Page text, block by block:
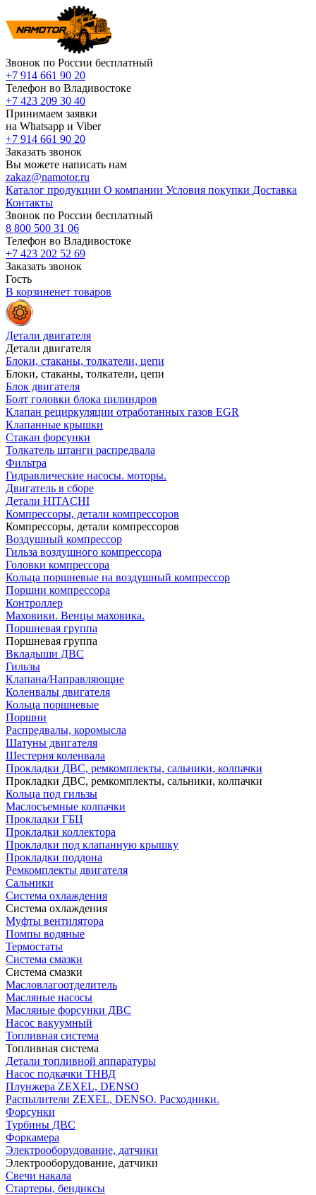
Звонок по России бесплатный
+7 914 661 90 20
Телефон во Владивостоке
+7 423 209 30 40
Принимаем заявки
на Whatsapp и Viber
+7 914 661 90 20
Заказать звонок
Вы можете написать нам
zakaz@namotor.ru
Каталог продукции О компании Условия покупки Доставка
Контакты
Звонок по России бесплатный
8 800 500 31 06
Телефон во Владивостоке
+7 423 202 52 69
Заказать звонок
Гость
В корзиненет товаров
Детали двигателя
Детали двигателя
Блоки, стаканы, толкатели, цепи
Блоки, стаканы, толкатели, цепи
Блок двигателя
Болт головки блока цилиндров
Клапан рециркуляции отработанных газов EGR
Клапанные крышки
Стакан форсунки
Толкатель штанги распредвала
Фильтра
Гидравлические насосы. моторы.
Двигатель в сборе
Детали HITACHI
Компрессоры, детали компрессоров
Компрессоры, детали компрессоров
Воздушный компрессор
Гильза воздушного компрессора
Головки компрессора
Кольца поршневые на воздушный компрессор
Поршни компрессора
Контроллер
Маховики. Венцы маховика.
Поршневая группа
Поршневая группа
Вкладыши ДВС
Гильзы
Клапана/Направляющие
Коленвалы двигателя
Кольца поршневые
Поршни
Распредвалы, коромысла
Шатуны двигателя
Шестерня коленвала
Прокладки ДВС, ремкомплекты, сальники, колпачки
Прокладки ДВС, ремкомплекты, сальники, колпачки
Кольца под гильзы
Маслосъемные колпачки
Прокладки ГБЦ
Прокладки коллектора
Прокладки под клапанную крышку
Прокладки поддона
Ремкомплекты двигателя
Сальники
Система охлаждения
Система охлаждения
Муфты вентилятора
Помпы водяные
Термостаты
Система смазки
Система смазки
Масловлагоотделитель
Масляные насосы
Масляные форсунки ДВС
Насос вакуумный
Топливная система
Топливная система
Детали топливной аппаратуры
Насос подкачки ТНВД
Плунжера ZEXEL, DENSO
Распылители ZEXEL, DENSO. Расходники.
Форсунки
Турбины ДВС
Форкамера
Электрооборудование, датчики
Электрооборудование, датчики
Свечи накала
Стартеры, бендиксы